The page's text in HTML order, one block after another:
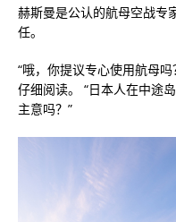
赫斯曼是公认的航母空战专
任。
“哦，你提议专心使用航母
仔细阅读。 “日本人在中途
主意吗？”